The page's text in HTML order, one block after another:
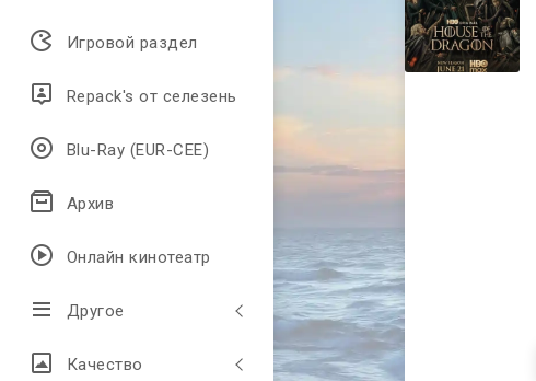
Игровой раздел
Repack's от селезень
Blu-Ray (EUR-CEE)
Архив
Онлайн кинотеатр
Другое
Качество